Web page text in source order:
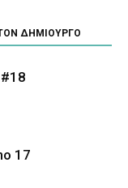
ΔΗΜΙΟΥΡΓΟ
17